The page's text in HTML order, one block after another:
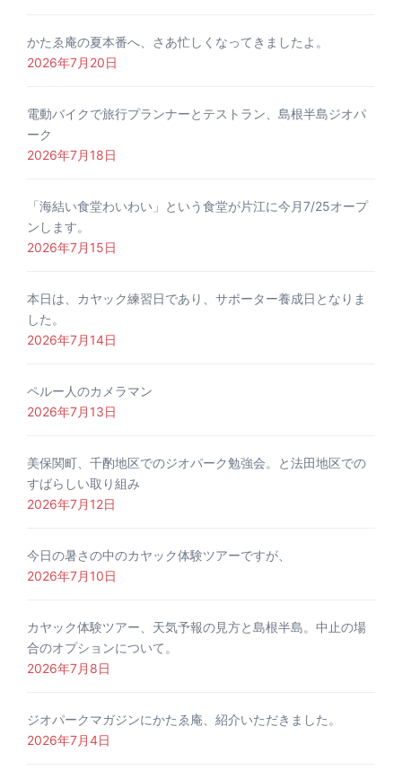
かたゑ庵の夏本番へ、さあ忙しくなってきましたよ。
2026年7月20日
電動バイクで旅行プランナーとテストラン、島根半島ジオパ
ーク
2026年7月18日
「海結い食堂わいわい」という食堂が片江に今月7/25オープ
ンします。
2026年7月15日
本日は、カヤック練習日であり、サポーター養成日となりま
した。
2026年7月14日
ペルー人のカメラマン
2026年7月13日
美保関町、千酌地区でのジオパーク勉強会。と法田地区での
すばらしい取り組み
2026年7月12日
今日の暑さの中のカヤック体験ツアーですが、
2026年7月10日
カヤック体験ツアー、天気予報の見方と島根半島。中止の場
合のオプションについて。
2026年7月8日
ジオパークマガジンにかたゑ庵、紹介いただきました。
2026年7月4日